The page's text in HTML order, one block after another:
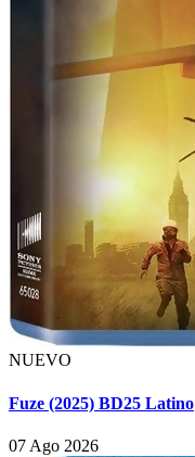
NUEVO
Fuze (2025) BD25 Latino
07 Ago 2026